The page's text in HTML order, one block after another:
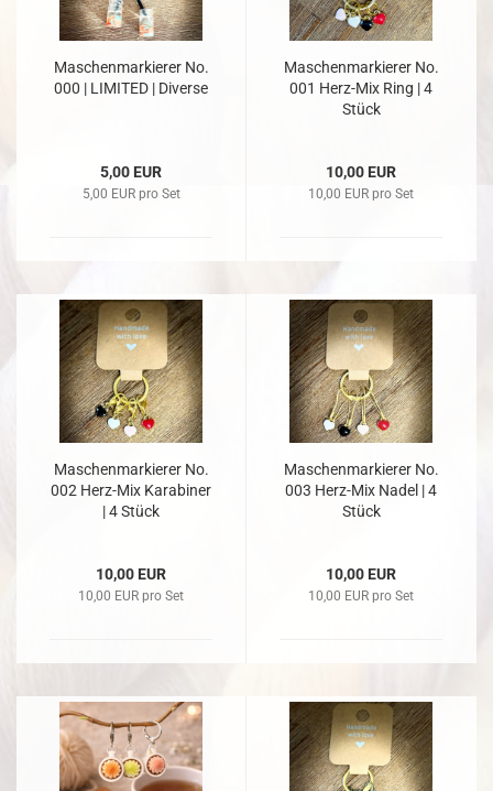
Maschenmarkierer No.
000 | LIMITED | Diverse
5,00 EUR
5,00 EUR pro Set
Maschenmarkierer No.
001 Herz-Mix Ring | 4
Stück
10,00 EUR
10,00 EUR pro Set
Maschenmarkierer No.
002 Herz-Mix Karabiner
| 4 Stück
10,00 EUR
10,00 EUR pro Set
Maschenmarkierer No.
003 Herz-Mix Nadel | 4
Stück
10,00 EUR
10,00 EUR pro Set